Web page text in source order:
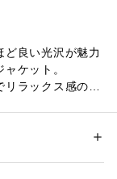
ど良い光沢が魅力
ケット。
ラックス感のあ